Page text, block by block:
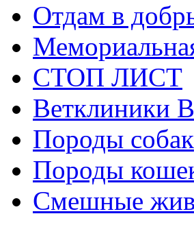
Отдам в
СТОП ЛИСТ
Ветклиники
Породы собак
Породы
Смешные